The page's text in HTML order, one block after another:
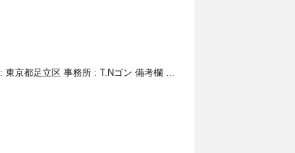
東京都足立区 事務所 : T.Nゴン 備考欄 …